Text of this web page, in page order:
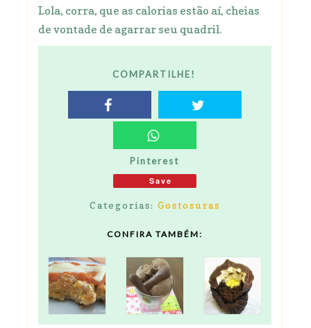
Lola, corra, que as calorias estão aí, cheias
de vontade de agarrar seu quadril.
COMPARTILHE!
Pinterest
Save
Categorias: Gostosuras
CONFIRA TAMBÉM: